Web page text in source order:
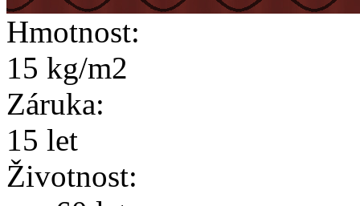
Hmotnost:
15 kg/m2
Záruka:
15 let
Životnost: